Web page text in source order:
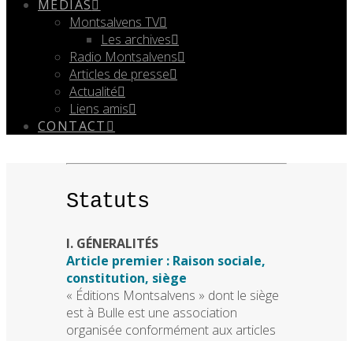
MÉDIAS
Montsalvens TV
Les archives
Radio Montsalvens
Articles de presse
Actualité
Liens amis
CONTACT
Statuts
I. GÉNERALITÉS
Article premier : Raison sociale,
constitution, siège
« Éditions Montsalvens » dont le siège
est à Bulle est une association
organisée conformément aux articles